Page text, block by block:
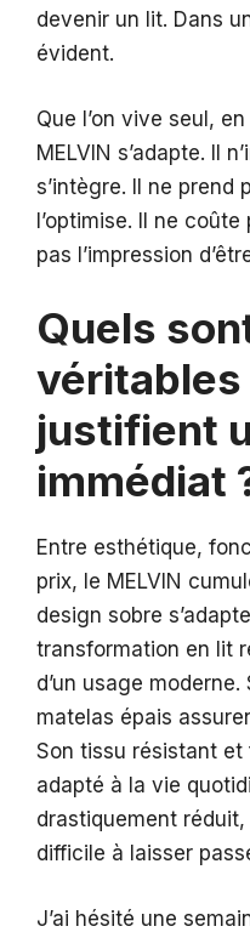
devenir un lit. Dans
évident.
Que l’on vive seul,
MELVIN s’adapte. Il
s’intègre. Il ne prend
l’optimise. Il ne
pas l’impression
Quels
justifient
immédiat
Entre esthétique,
prix, le MELVIN
design sobre
transformation en lit
d’un usage
matelas épais
Son tissu résistant
adapté à la vie
drastiquement
difficile à laisser
J’ai hésité une